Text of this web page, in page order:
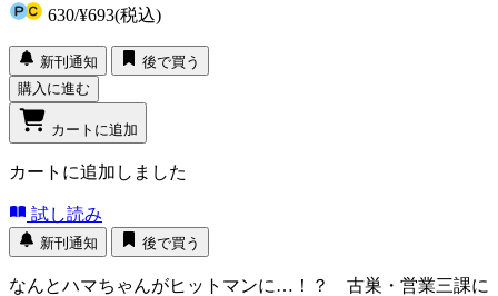
630/¥693(税込)
新刊通知
後で買う
購入に進む
カートに追加
カートに追加しました
試し読み
新刊通知 後で買う
なんとハマちゃんがヒットマンに…！？ 古巣・営業三課に